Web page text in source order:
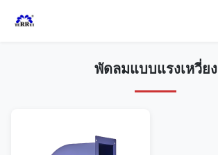
พัดลมแบบแรงเหวี่ยง